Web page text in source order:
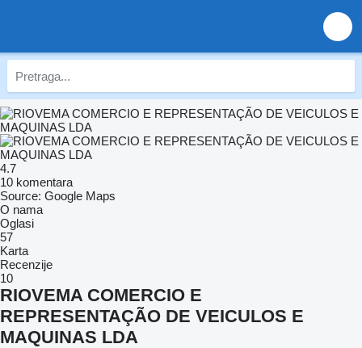
4.7
10 komentara
Source: Google Maps
O nama
Oglasi
57
Karta
Recenzije
10
RIOVEMA COMERCIO E
REPRESENTAÇÃO DE VEICULOS E
MAQUINAS LDA